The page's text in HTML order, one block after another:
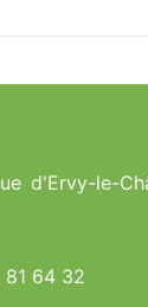
d'Ervy-le-
64 32